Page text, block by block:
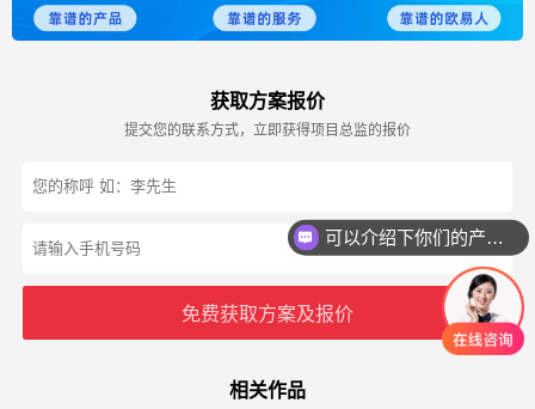
获取方案报价
提交您的联系方式，立即获得项目总监的报价
免费获取方案及报价
相关作品
可以介绍下你们的产品么